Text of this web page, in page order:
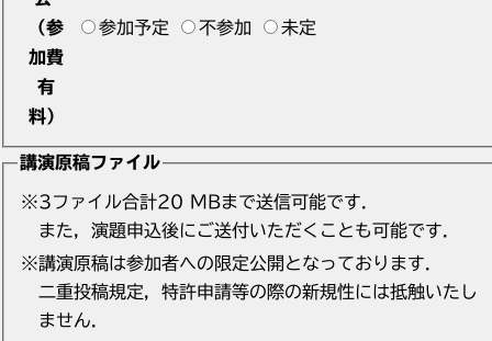
（参
加費
有
料）
参加予定 不参加 未定
講演原稿ファイル
※3ファイル合計20 MBまで送信可能です．
また，演題申込後にご送付いただくことも可能です．
※講演原稿は参加者への限定公開となっております．
二重投稿規定，特許申請等の際の新規性には抵触いたし
ません．